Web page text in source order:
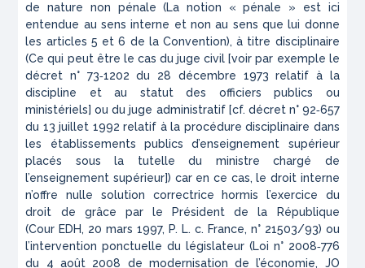
de nature non pénale (La notion « pénale » est ici
entendue au sens interne et non au sens que lui donne
les articles 5 et 6 de la Convention), à titre disciplinaire
(Ce qui peut être le cas du juge civil [voir par exemple le
décret n° 73‑1202 du 28 décembre 1973 relatif à la
discipline et au statut des officiers publics ou
ministériels] ou du juge administratif [cf. décret n° 92‑657
du 13 juillet 1992 relatif à la procédure disciplinaire dans
les établissements publics d’enseignement supérieur
placés sous la tutelle du ministre chargé de
l’enseignement supérieur]) car en ce cas, le droit interne
n’offre nulle solution correctrice hormis l’exercice du
droit de grâce par le Président de la République
(Cour EDH, 20 mars 1997, P. L. c. France, n° 21503/93) ou
l’intervention ponctuelle du législateur (Loi n° 2008‑776
du 4 août 2008 de modernisation de l’économie, JO